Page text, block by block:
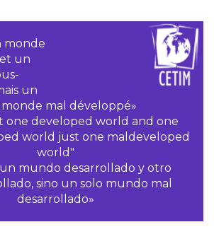
monde
un
un
mal développé»
one developed world and one
world just one maldeveloped
world"
un mundo desarrollado y otro
sino un solo mundo mal
desarrollado»